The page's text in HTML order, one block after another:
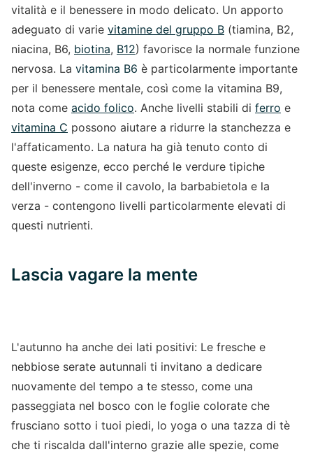
vitalità e il benessere in modo delicato. Un apporto
adeguato di varie vitamine del gruppo B (tiamina, B2,
niacina, B6, biotina, B12) favorisce la normale funzione
nervosa. La vitamina B6 è particolarmente importante
per il benessere mentale, così come la vitamina B9,
nota come acido folico. Anche livelli stabili di ferro e
vitamina C possono aiutare a ridurre la stanchezza e
l'affaticamento. La natura ha già tenuto conto di
queste esigenze, ecco perché le verdure tipiche
dell'inverno - come il cavolo, la barbabietola e la
verza - contengono livelli particolarmente elevati di
questi nutrienti.
Lascia vagare la mente
L'autunno ha anche dei lati positivi: Le fresche e
nebbiose serate autunnali ti invitano a dedicare
nuovamente del tempo a te stesso, come una
passeggiata nel bosco con le foglie colorate che
frusciano sotto i tuoi piedi, lo yoga o una tazza di tè
che ti riscalda dall'interno grazie alle spezie, come